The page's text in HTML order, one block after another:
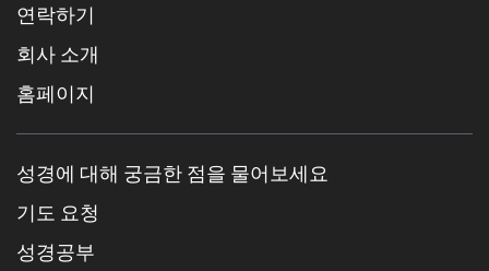
연락하기
회사 소개
홈페이지
성경에 대해 궁금한 점을 물어보세요
기도 요청
성경공부